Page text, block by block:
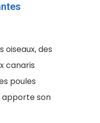
oiseaux, des
canaris
poules
apporte son